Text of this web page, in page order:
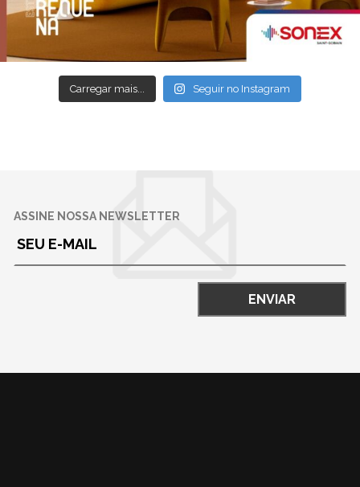
Carregar mais... Seguir no Instagram
ASSINE NOSSA NEWSLETTER